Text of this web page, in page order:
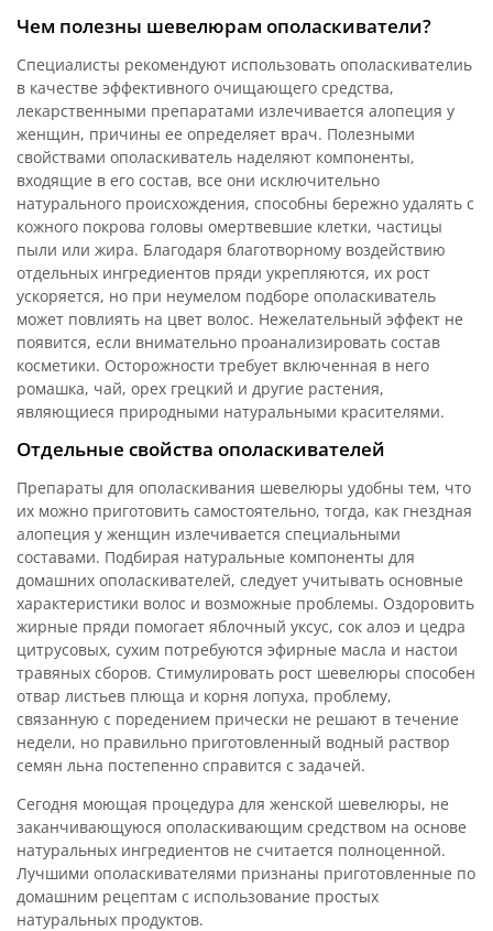
Чем полезны шевелюрам ополаскиватели?
Специалисты рекомендуют использовать ополаскивателиь
в качестве эффективного очищающего средства,
лекарственными препаратами излечивается алопеция у
женщин, причины ее определяет врач. Полезными
свойствами ополаскиватель наделяют компоненты,
входящие в его состав, все они исключительно
натурального происхождения, способны бережно удалять с
кожного покрова головы омертвевшие клетки, частицы
пыли или жира. Благодаря благотворному воздействию
отдельных ингредиентов пряди укрепляются, их рост
ускоряется, но при неумелом подборе ополаскиватель
может повлиять на цвет волос. Нежелательный эффект не
появится, если внимательно проанализировать состав
косметики. Осторожности требует включенная в него
ромашка, чай, орех грецкий и другие растения,
являющиеся природными натуральными красителями.
Отдельные свойства ополаскивателей
Препараты для ополаскивания шевелюры удобны тем, что
их можно приготовить самостоятельно, тогда, как гнездная
алопеция у женщин излечивается специальными
составами. Подбирая натуральные компоненты для
домашних ополаскивателей, следует учитывать основные
характеристики волос и возможные проблемы. Оздоровить
жирные пряди помогает яблочный уксус, сок алоэ и цедра
цитрусовых, сухим потребуются эфирные масла и настои
травяных сборов. Стимулировать рост шевелюры способен
отвар листьев плюща и корня лопуха, проблему,
связанную с поредением прически не решают в течение
недели, но правильно приготовленный водный раствор
семян льна постепенно справится с задачей.
Сегодня моющая процедура для женской шевелюры, не
заканчивающуюся ополаскивающим средством на основе
натуральных ингредиентов не считается полноценной.
Лучшими ополаскивателями признаны приготовленные по
домашним рецептам с использование простых
натуральных продуктов.